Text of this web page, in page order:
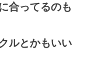
合ってるのも
ルとかもいい